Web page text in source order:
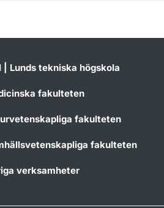
| Lunds tekniska högskola
fakulteten
fakulteten
fakulteten
verksamheter